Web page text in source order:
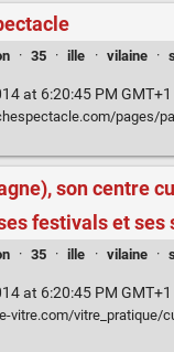
· 35 · ille · vilaine ·
at 6:20:45 PM GMT+1
pages/
son centre
festivals et ses
· 35 · ille · vilaine ·
at 6:20:45 PM GMT+1
vitre.com/vitre_pratique/